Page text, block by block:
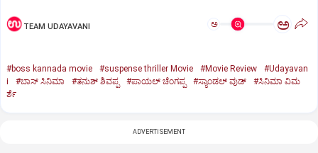
TEAM UDAYAVANI ಅ ಅ
#boss kannada movie #suspense thriller Movie #Movie Review
#Udayavan
i
#ಬಾಸ್‌ ಸಿನಿಮಾ #ತನುಶ್‌ ಶಿವಪ್ಪ #ಪಾಯಲ್‌ ಚೆಂಗಪ್ಪ #ಸ್ಯಾಂಡಲ್‌ ವುಡ್‌
#ಸಿನಿಮಾ ವಿಮ
ರ್ಶೆ
ADVERTISEMENT